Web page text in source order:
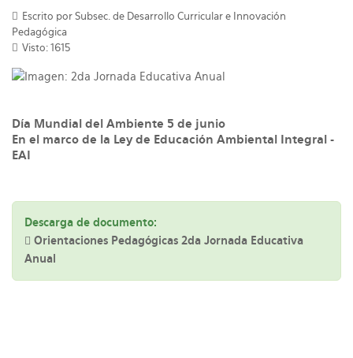
Escrito por Subsec. de Desarrollo Curricular e Innovación
Pedagógica
Visto: 1615
Día Mundial del Ambiente 5 de junio
En el marco de la Ley de Educación Ambiental Integral -
EAI
Descarga de documento:
Orientaciones Pedagógicas 2da Jornada Educativa
Anual